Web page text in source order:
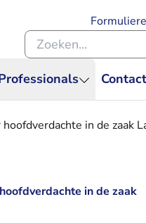
Contact
Zoeken binnen de
in de zaak
in de zaak